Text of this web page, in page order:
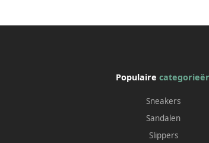
Populaire
Sneakers
Sandalen
Slippers